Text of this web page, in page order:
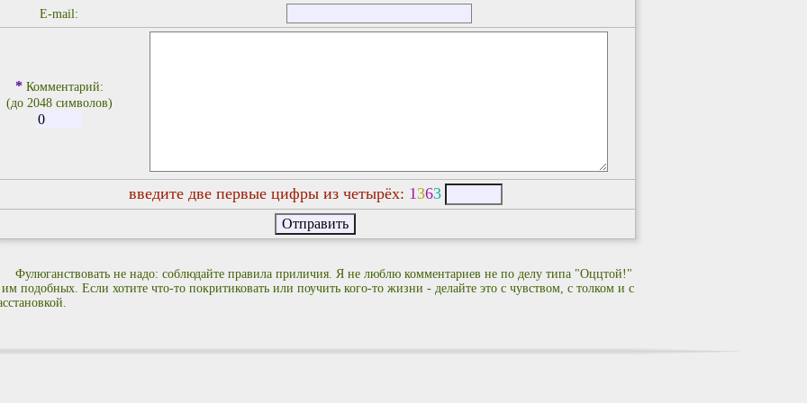
E-mail:
* Комментарий:
(до 2048 символов)
введите две первые цифры из четырёх: 1363
Фулюганствовать не надо: соблюдайте правила приличия. Я не люблю комментариев не по делу типа "Оццтой!"
подобных. Если хотите что-то покритиковать или поучить кого-то жизни - делайте это с чувством, с толком и с